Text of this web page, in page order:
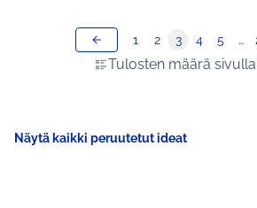
Tulosten määrä
1 2 3 4 5 …
Näytä kaikki peruutetut ideat